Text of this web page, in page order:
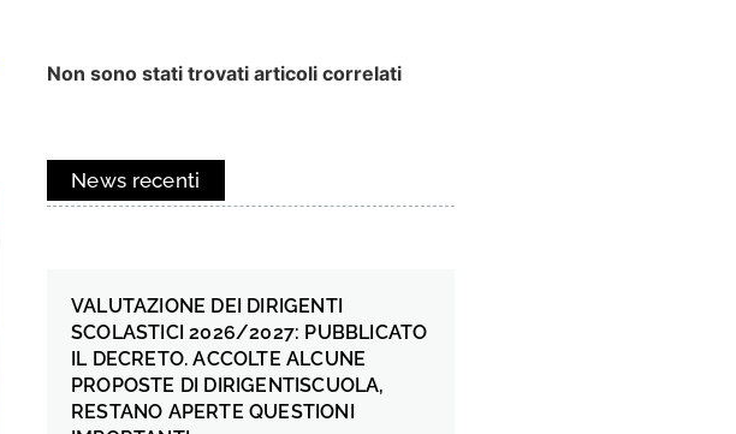
Non sono stati trovati articoli correlati
News recenti
VALUTAZIONE DEI DIRIGENTI
SCOLASTICI 2026/2027: PUBBLICATO
IL DECRETO. ACCOLTE ALCUNE
PROPOSTE DI DIRIGENTISCUOLA,
RESTANO APERTE QUESTIONI